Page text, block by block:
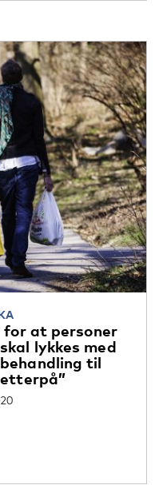
for at personer
lykkes med
til